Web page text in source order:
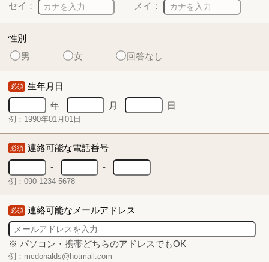
セイ：
メイ：
性別
男
女 回答なし
必須 生年月日
年
月 日
例：1990年01月01日
必須 連絡可能な電話番号
-
-
例：090-1234-5678
必須 連絡可能なメールアドレス
※ パソコン・携帯どちらのアドレスでもOK
例：mcdonalds@hotmail.com